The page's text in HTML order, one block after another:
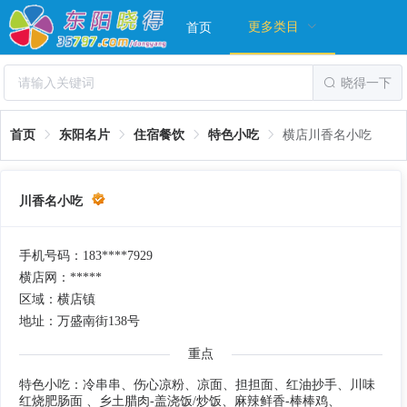
首页 更多类目
晓得一下
首页 东阳名片 住宿餐饮 特色小吃 横店川香名小吃
川香名小吃
手机号码：183****7929
横店网：*****
区域：横店镇
地址：万盛南街138号
重点
特色小吃：冷串串、伤心凉粉、凉面、担担面、红油抄手、川味
红烧肥肠面 、乡土腊肉-盖浇饭/炒饭、麻辣鲜香-棒棒鸡、